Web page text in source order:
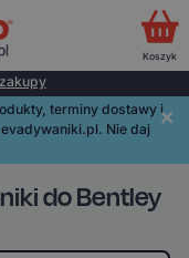
terminy dostawy i
Nie daj
do Bentley
Koszyk